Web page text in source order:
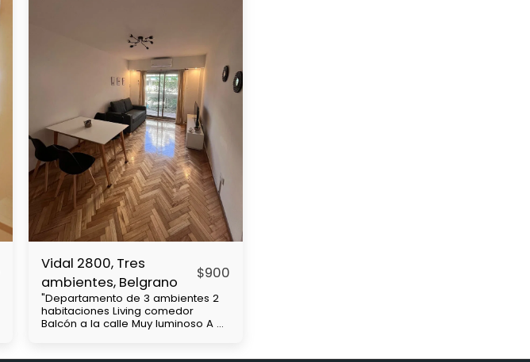
Vidal 2800, Tres
ambientes, Belgrano
$900
"Departamento de 3 ambientes 2
habitaciones Living comedor
Balcón a la calle Muy luminoso A 4